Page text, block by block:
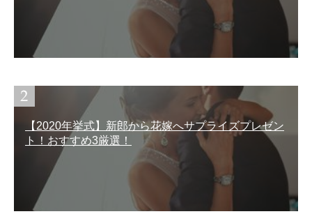
【2020年挙式】新郎から花嫁へサプライズプレゼン
ト！おすすめ3厳選！